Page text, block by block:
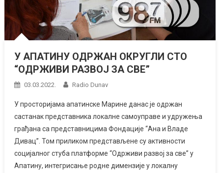
У АПАТИНУ ОДРЖАН ОКРУГЛИ СТО
“ОДРЖИВИ РАЗВОЈ ЗА СВЕ”
03.03.2022. Radio Dunav
У просторијама апатинске Марине данас је одржан
састанак представника локалне самоуправе и удружења
грађана са представницима Фондације “Ана и Владе
Дивац”. Том приликом представљене су активности
социјалног стуба платформе “Одрживи развој за све” у
Апатину, интегрисање родне димензије у локалну